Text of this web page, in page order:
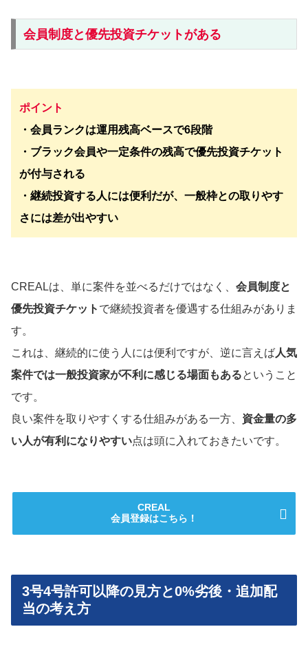
会員制度と優先投資チケットがある
ポイント
・会員ランクは運用残高ベースで6段階
・ブラック会員や一定条件の残高で優先投資チケット
が付与される
・継続投資する人には便利だが、一般枠との取りやす
さには差が出やすい
CREALは、単に案件を並べるだけではなく、 会員制度と
優先投資チケット で継続投資者を優遇する仕組みがありま
す。
これは、継続的に使う人には便利ですが、逆に言えば人気
案件では一般投資家が不利に感じる場面もあるということ
です。
良い案件を取りやすくする仕組みがある一方、 資金量の多
い人が有利になりやすい点は頭に入れておきたいです。
CREAL
会員登録はこちら！
3号4号許可以降の見方と0%劣後・追加配
当の考え方